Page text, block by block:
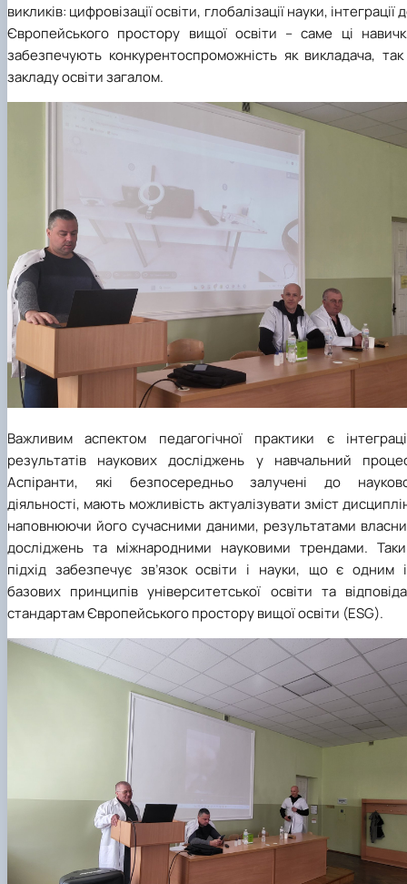
викликів: цифровізації освіти, глобалізації науки, інтеграції
Європейського простору вищої освіти – саме ці
забезпечують конкурентоспроможність як викладача, так
закладу освіти загалом.
Важливим аспектом педагогічної практики є
результатів наукових досліджень у навчальний
Аспіранти, які безпосередньо залучені до
діяльності, мають можливість актуалізувати зміст
наповнюючи його сучасними даними, результатами
досліджень та міжнародними науковими трендами.
підхід забезпечує зв’язок освіти і науки, що є одним
базових принципів університетської освіти та
стандартам Європейського простору вищої освіти (ESG).